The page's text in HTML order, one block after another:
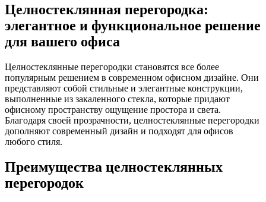
Целностеклянная перегородка:
элегантное и функциональное решение
для вашего офиса
Целностеклянные перегородки становятся все более
популярным решением в современном офисном дизайне. Они
представляют собой стильные и элегантные конструкции,
выполненные из закаленного стекла, которые придают
офисному пространству ощущение простора и света.
Благодаря своей прозрачности, целностеклянные перегородки
дополняют современный дизайн и подходят для офисов
любого стиля.
Преимущества целностеклянных
перегородок